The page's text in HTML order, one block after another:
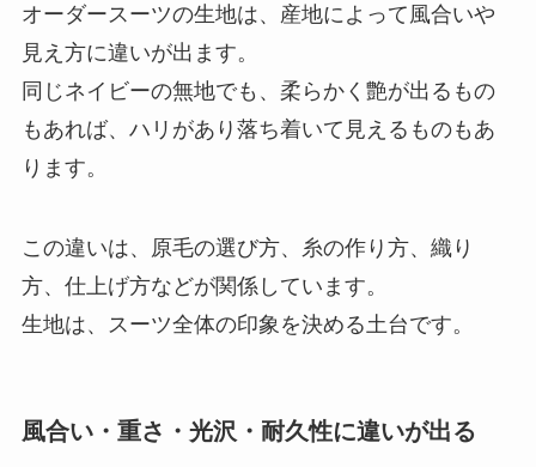
オーダースーツの生地は、産地によって風合いや
見え方に違いが出ます。
同じネイビーの無地でも、柔らかく艶が出るもの
もあれば、ハリがあり落ち着いて見えるものもあ
ります。
この違いは、原毛の選び方、糸の作り方、織り
方、仕上げ方などが関係しています。
生地は、スーツ全体の印象を決める土台です。
風合い・重さ・光沢・耐久性に違いが出る